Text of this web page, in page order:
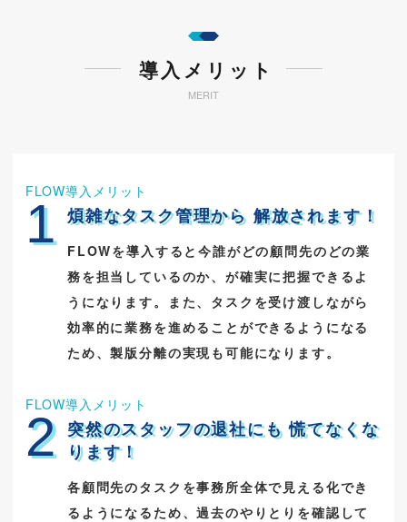
導入メリット
MERIT
1
FLOW導入メリット
煩雑なタスク管理から 解放されます！
FLOWを導入すると今誰がどの顧問先のどの業
務を担当しているのか、が確実に把握できるよ
うになります。また、タスクを受け渡しながら
効率的に業務を進めることができるようになる
ため、製版分離の実現も可能になります。
2
FLOW導入メリット
突然のスタッフの退社にも 慌てなくな
ります！
各顧問先のタスクを事務所全体で見える化でき
るようになるため、過去のやりとりを確認して